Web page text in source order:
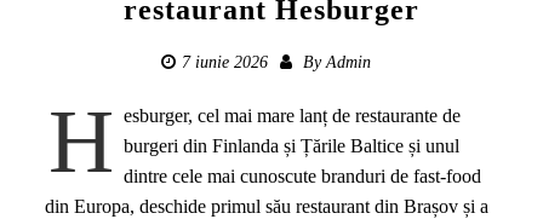
restaurant Hesburger
7 iunie 2026 ByAdmin
H
esburger, cel mai mare lanț de restaurante de
burgeri din Finlanda și Țările Baltice și unul
dintre cele mai cunoscute branduri de fast-food
din Europa, deschide primul său restaurant din Brașov și a